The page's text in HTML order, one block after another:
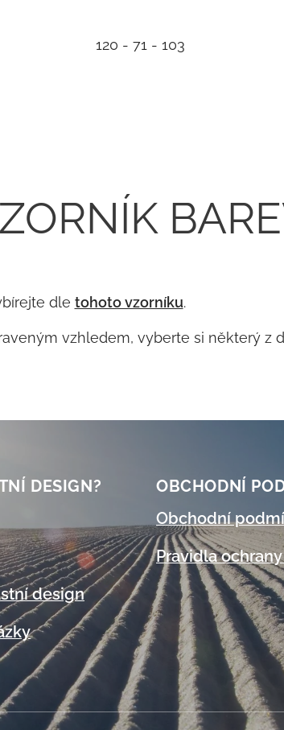
120 - 71 - 103
dle tohoto vzorníku.
vzhledem, vyberte si některý z
DESIGN?
design
OBCHODNÍ
Obchodní
Pravidla